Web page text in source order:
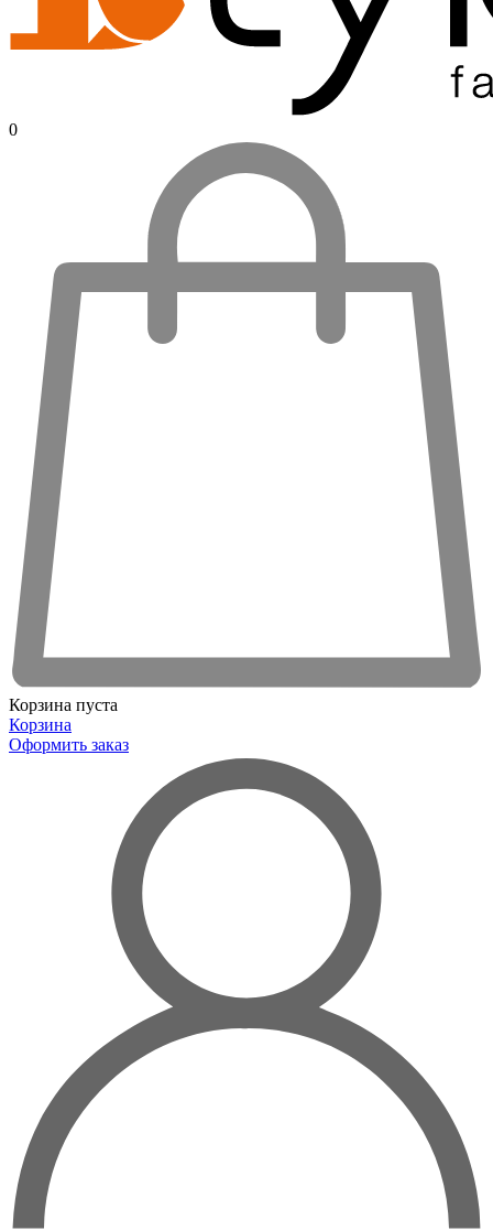
0
Корзина пуста
Корзина
Оформить заказ